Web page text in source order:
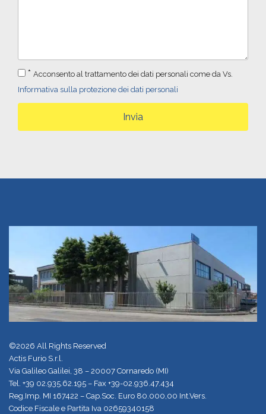
* Acconsento al trattamento dei dati personali come da Vs.
Informativa sulla protezione dei dati personali
Invia
©2026 All Rights Reserved
Actis Furio S.r.l.
Via Galileo Galilei, 38 – 20007 Cornaredo (MI)
Tel. +39 02.935.62.195 – Fax +39-02.936.47.434
Reg.Imp. MI 167422 – Cap.Soc. Euro 80.000,00 Int.Vers.
Codice Fiscale e Partita Iva 02659340158